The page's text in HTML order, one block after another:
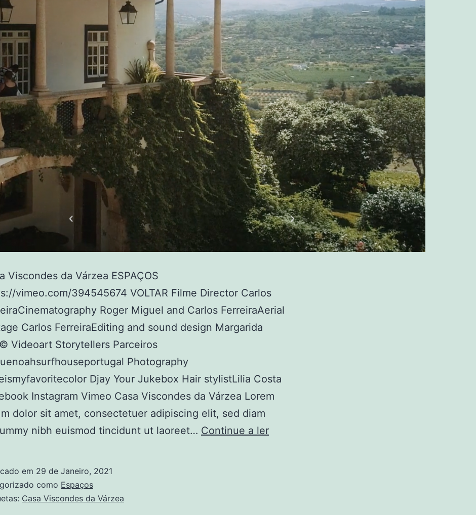
Viscondes da Várzea ESPAÇOS
vimeo.com/394545674 VOLTAR Filme Director Carlos
Roger Miguel and Carlos FerreiraAerial
Carlos FerreiraEditing and sound design Margarida
Videoart Storytellers Parceiros
Photography
Djay Your Jukebox Hair stylistLilia Costa
Instagram Vimeo Casa Viscondes da Várzea Lorem
dolor sit amet, consectetuer adipiscing elit, sed diam
nibh euismod tincidunt ut laoreet… Continue a lerCasa
em 29 de Janeiro, 2021
como Espaços
Casa Viscondes da Várzea